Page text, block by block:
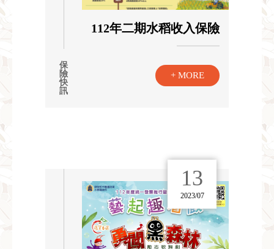
保
險
快
訊
112年二期水稻收入保險
+ MORE
13
2023/07